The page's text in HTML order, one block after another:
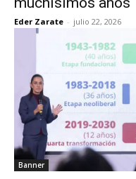
Eder Zarate - julio 22, 2026
Banner